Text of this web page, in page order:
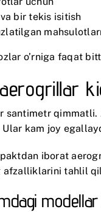
bir tekis isitish
o’rniga faqat
santimetr
kam joy
iborat
afzalliklarini tahlil